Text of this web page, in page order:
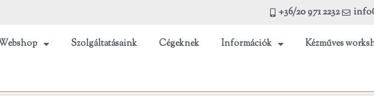
+36/20 971 2232
Szolgáltatásaink Cégeknek Információk Kézműves